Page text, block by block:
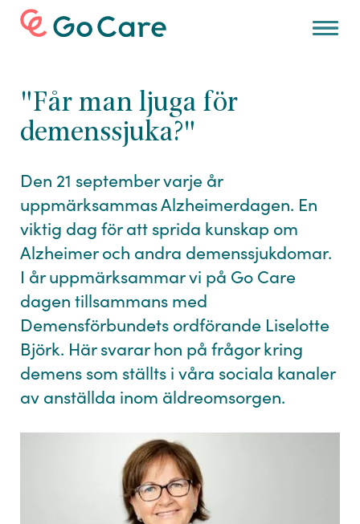
Karriärtips och inspiration
Omoss
Förarbetsgivare
"Får man ljuga för
demenssjuka?"
Den 21 september varje år
uppmärksammas Alzheimerdagen. En
viktig dag för att sprida kunskap om
Alzheimer och andra demenssjukdomar.
I år uppmärksammar vi på Go Care
dagen tillsammans med
Demensförbundets ordförande Liselotte
Björk. Här svarar hon på frågor kring
demens som ställts i våra sociala kanaler
av anställda inom äldreomsorgen.